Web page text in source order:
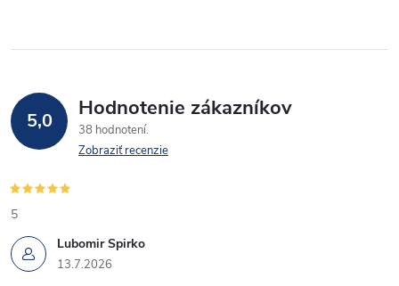
5,0 Hodnotenie zákazníkov
38 hodnotení
Zobraziť recenzie
Lubomir Spirko
13.7.2026
5